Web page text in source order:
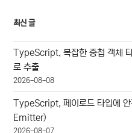
최신 글
TypeScript, 복잡한 중첩 객체
로 추출
2026-08-08
TypeScript, 페이로드 타입에
Emitter)
2026-08-07